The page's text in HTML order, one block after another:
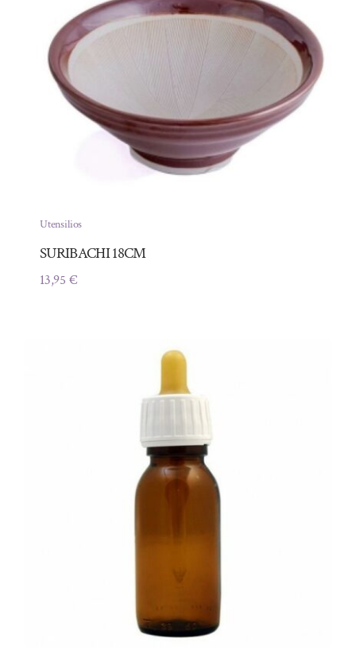
Utensilios
SURIBACHI 18CM
13,95 €